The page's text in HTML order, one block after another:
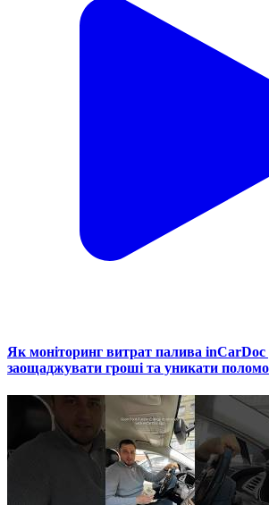
Як моніторинг витрат палива inCarDoc
заощаджувати гроші та уникати